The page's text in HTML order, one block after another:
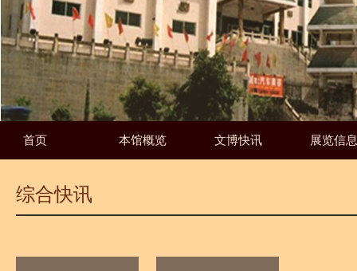
首页 本馆概览 文博快讯 展览信息
综合快讯